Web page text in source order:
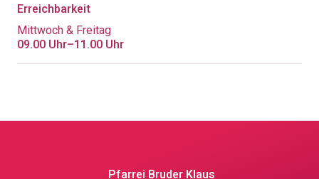
Erreichbarkeit
Mittwoch & Freitag
09.00 Uhr–11.00 Uhr
Pfarrei Bruder Klaus